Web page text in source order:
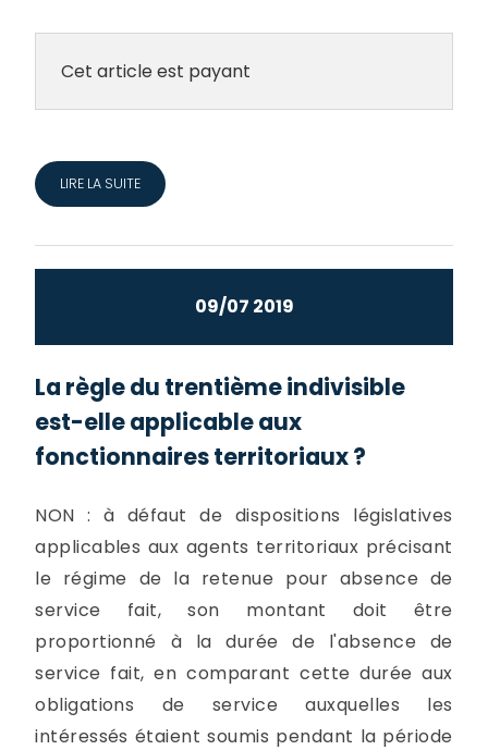
Cet article est payant
LIRE LA SUITE
09/07 2019
La règle du trentième indivisible
est-elle applicable aux
fonctionnaires territoriaux ?
NON : à défaut de dispositions législatives
applicables aux agents territoriaux précisant
le régime de la retenue pour absence de
service fait, son montant doit être
proportionné à la durée de l'absence de
service fait, en comparant cette durée aux
obligations de service auxquelles les
intéressés étaient soumis pendant la période